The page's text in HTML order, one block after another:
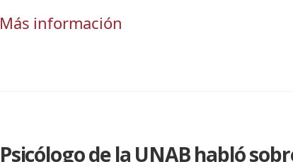
Más información
Psicólogo de la UNAB habló